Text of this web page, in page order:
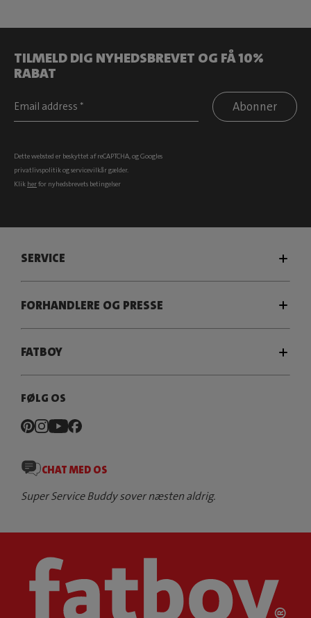
TILMELD DIG NYHEDSBREVET OG FÅ 10%
RABAT
Abonner
Dette websted er beskyttet af reCAPTCHA, og Googles
privatlivspolitikogservicevilkårgælder.
Klik herfor nyhedsbrevets betingelser
SERVICE
FORHANDLERE OG PRESSE
FATBOY
FØLG OS
CHAT MED OS
Super Service Buddy sover næsten aldrig.